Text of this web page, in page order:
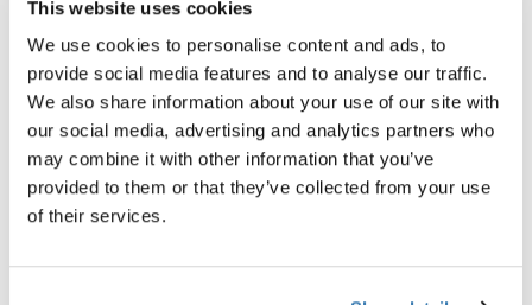
This website uses cookies
We use cookies to personalise content and ads, to
provide social media features and to analyse our traffic.
We also share information about your use of our site with
our social media, advertising and analytics partners who
may combine it with other information that you’ve
provided to them or that they’ve collected from your use
of their services.
Thule Subterra 2